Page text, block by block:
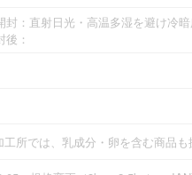
封：直射日光・高温多湿を避け冷
後：
工所では、乳成分・卵を含む商品